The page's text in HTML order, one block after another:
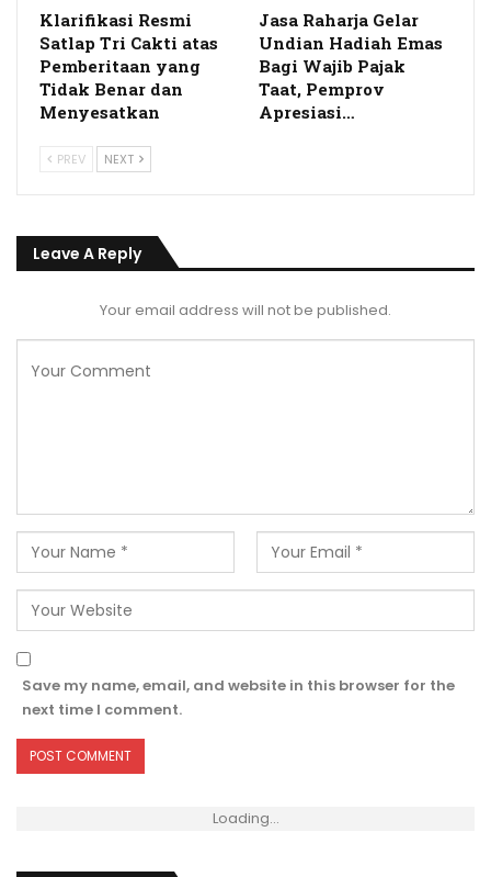
Klarifikasi Resmi
Satlap Tri Cakti atas
Pemberitaan yang
Tidak Benar dan
Menyesatkan
Jasa Raharja Gelar
Undian Hadiah Emas
Bagi Wajib Pajak
Taat, Pemprov
Apresiasi…
PREV NEXT
Leave A Reply
Your email address will not be published.
Save my name, email, and website in this browser for the
next time I comment.
Loading...